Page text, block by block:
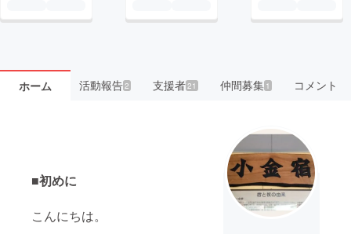
ホーム 活動報告2 支援者21 仲間募集 1 コメント
■初めに
こんにちは。